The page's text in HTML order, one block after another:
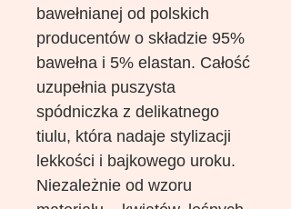
bawełnianej od polskich
producentów o składzie 95%
bawełna i 5% elastan. Całość
uzupełnia puszysta
spódniczka z delikatnego
tiulu, która nadaje stylizacji
lekkości i bajkowego uroku.
Niezależnie od wzoru